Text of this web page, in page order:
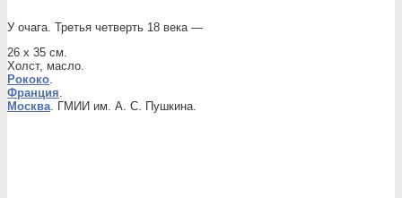
У очага. Третья четверть 18 века —
26 x 35 см.
Холст, масло.
Рококо.
Франция.
Москва. ГМИИ им. А. С. Пушкина.